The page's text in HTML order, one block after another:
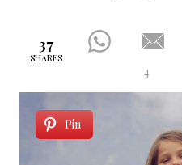
37
SHARES
4
Pin